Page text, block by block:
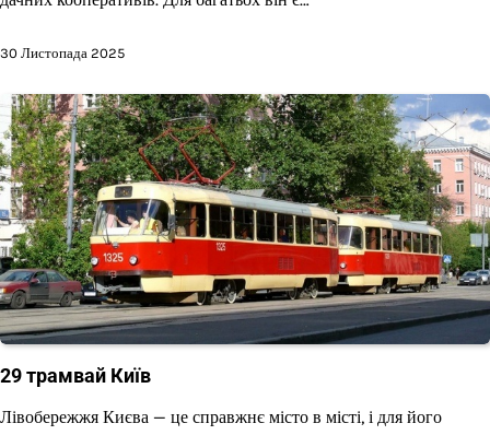
30 Листопада 2025
29 трамвай Київ
Лівобережжя Києва — це справжнє місто в місті, і для його